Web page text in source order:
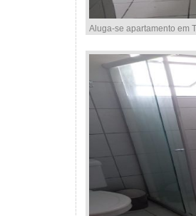
Aluga-se apartamento em